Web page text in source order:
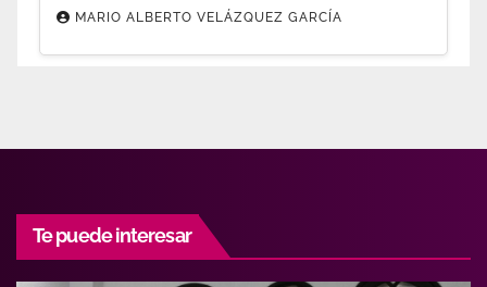
MARIO ALBERTO VELÁZQUEZ GARCÍA
Te puede interesar